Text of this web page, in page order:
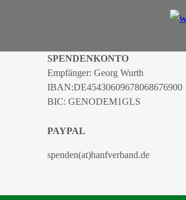
SPENDENKONTO
Empfänger: Georg Wurth
IBAN:DE45430609678068676900
BIC: GENODEM1GLS
PAYPAL
spenden(at)hanfverband.de